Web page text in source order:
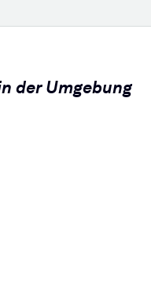
der Umgebung